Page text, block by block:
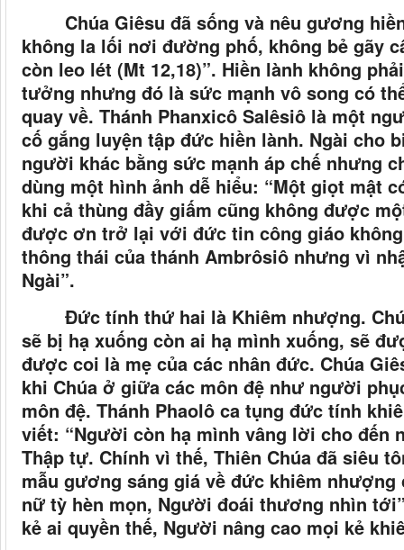
Chúa Giêsu đã sống và nêu gương
không la lối nơi đường phố, không bẻ gãy
còn leo lét (Mt 12,18)”. Hiền lành không
tưởng nhưng đó là sức mạnh vô song có
quay về. Thánh Phanxicô Salêsiô là một
cố gắng luyện tập đức hiền lành. Ngài cho
người khác bằng sức mạnh áp chế nhưng
dùng một hình ảnh dễ hiểu: “Một giọt mật
khi cả thùng đầy giấm cũng không được
được ơn trở lại với đức tin công giáo
thông thái của thánh Ambrôsiô nhưng vì
Ngài”.
Đức tính thứ hai là Khiêm nhượng.
sẽ bị hạ xuống còn ai hạ mình xuống, sẽ
được coi là mẹ của các nhân đức. Chúa
khi Chúa ở giữa các môn đệ như người
môn đệ. Thánh Phaolô ca tụng đức tính
viết: “Người còn hạ mình vâng lời cho đến
Thập tự. Chính vì thế, Thiên Chúa đã siêu
mẫu gương sáng giá về đức khiêm nhượng
nữ tỳ hèn mọn, Người đoái thương nhìn
kẻ ai quyền thế, Người nâng cao mọi kẻ